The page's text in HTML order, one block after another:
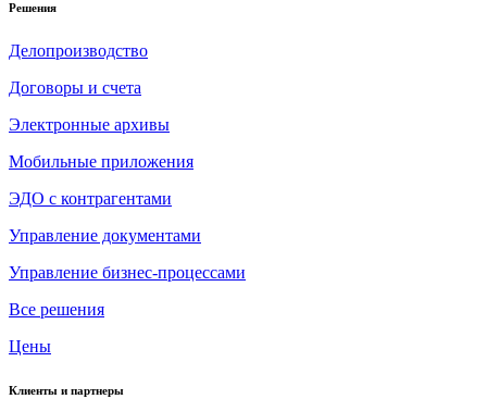
Решения
Делопроизводство
Договоры и счета
Электронные архивы
Мобильные приложения
ЭДО с контрагентами
Управление документами
Управление бизнес-процессами
Все решения
Цены
Клиенты и партнеры